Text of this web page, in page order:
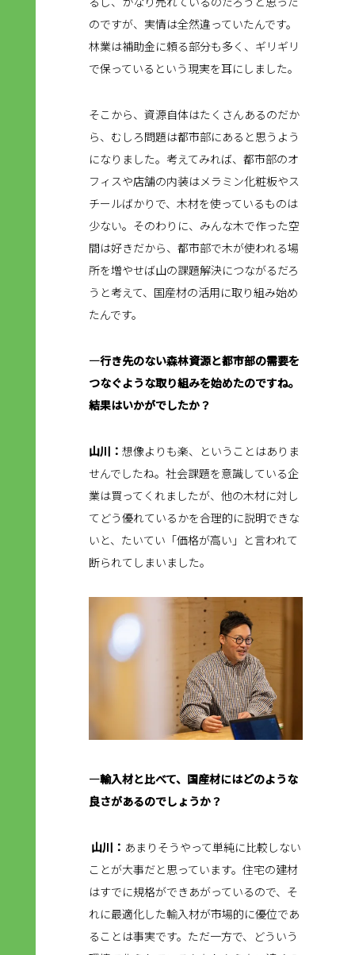
のですが、実情は全然違っていたんです。
林業は補助金に頼る部分も多く、ギリギリ
で保っているという現実を耳にしました。
そこから、資源自体はたくさんあるのだか
ら、むしろ問題は都市部にあると思うよう
になりました。考えてみれば、都市部のオ
フィスや店舗の内装はメラミン化粧板やス
チールばかりで、木材を使っているものは
少ない。そのわりに、みんな木で作った空
間は好きだから、都市部で木が使われる場
所を増やせば山の課題解決につながるだろ
うと考えて、国産材の活用に取り組み始め
たんです。
―行き先のない森林資源と都市部の需要を
つなぐような取り組みを始めたのですね。
結果はいかがでしたか？
山川： 想像よりも楽、ということはありま
せんでしたね。社会課題を意識している企
業は買ってくれましたが、他の木材に対し
てどう優れているかを合理的に説明できな
いと、たいてい「価格が高い」と言われて
断られてしまいました。
―輸入材と比べて、国産材にはどのような
良さがあるのでしょうか？
山川： あまりそうやって単純に比較しない
ことが大事だと思っています。住宅の建材
はすでに規格ができあがっているので、そ
れに最適化した輸入材が市場的に優位であ
ることは事実です。ただ一方で、どういう